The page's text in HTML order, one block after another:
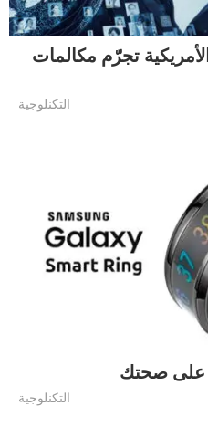
تجرّم مكالمات
التكنلوجية
على صحتك
التكنلوجية